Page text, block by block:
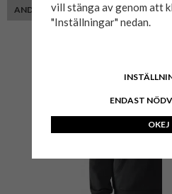
ANDRA FÄRGERvill stänga av genom att
"Inställningar" nedan.
ENDAST
OKEJ